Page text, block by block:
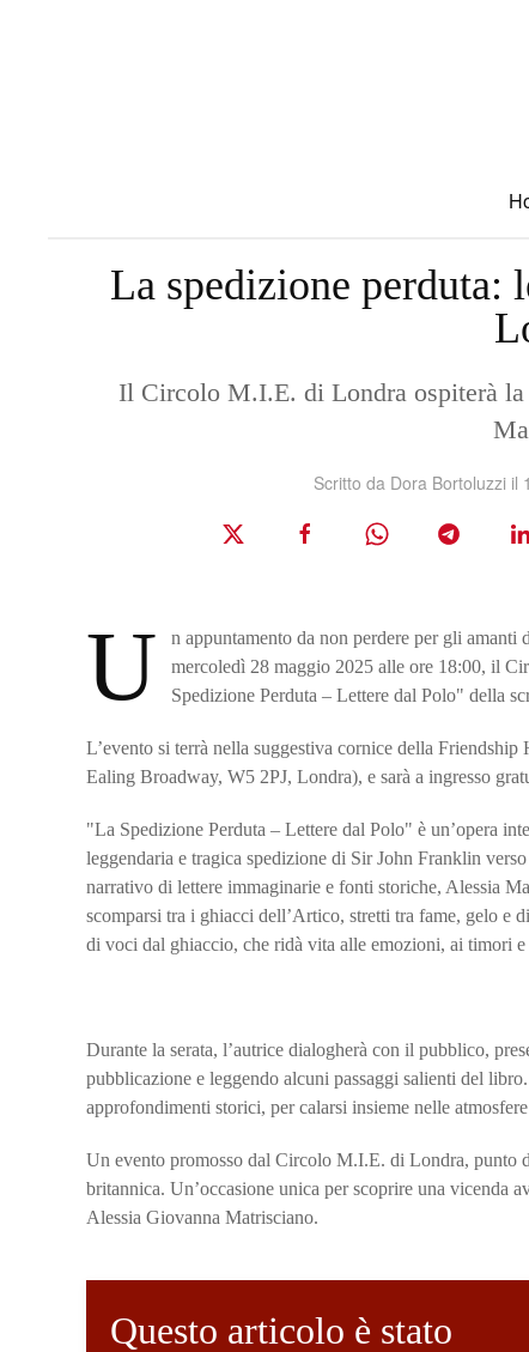
La spedizione perduta:
Il Circolo M.I.E. di Londra ospiterà
Scritto da Dora Bortoluzziil
U
n appuntamento da non perdere per gli amanti
mercoledì 28 maggio 2025 alle ore 18:00, il
Spedizione Perduta – Lettere dal Polo" della
L’evento si terrà nella suggestiva cornice della
Ealing Broadway, W5 2PJ, Londra), e sarà a ingresso
"La Spedizione Perduta – Lettere dal Polo" è un’opera
leggendaria e tragica spedizione di Sir John Franklin
narrativo di lettere immaginarie e fonti storiche, Alessia
scomparsi tra i ghiacci dell’Artico, stretti tra fame, gelo e
di voci dal ghiaccio, che ridà vita alle emozioni, ai timori
Durante la serata, l’autrice dialogherà con il pubblico,
pubblicazione e leggendo alcuni passaggi salienti del
approfondimenti storici, per calarsi insieme nelle
Un evento promosso dal Circolo M.I.E. di Londra, punto
britannica. Un’occasione unica per scoprire una vicenda
Alessia Giovanna Matrisciano.
Questo articolo è stato